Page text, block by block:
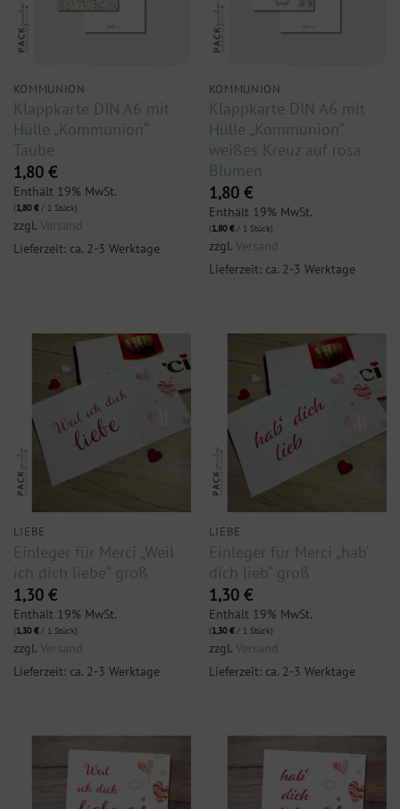
KOMMUNION
Klappkarte DIN A6 mit
Hülle „Kommunion“
Taube
1,80 €
Enthält 19% MwSt.
(1,80€/ 1 Stück)
zzgl. Versand
Lieferzeit: ca. 2-3 Werktage
KOMMUNION
Klappkarte DIN A6 mit
Hülle „Kommunion“
weißes Kreuz auf rosa
Blumen
1,80 €
Enthält 19% MwSt.
(1,80€/ 1 Stück)
zzgl. Versand
Lieferzeit: ca. 2-3 Werktage
LIEBE
Einleger für Merci „Weil
ich dich liebe“ groß
1,30 €
Enthält 19% MwSt.
(1,30€/ 1 Stück)
zzgl. Versand
Lieferzeit: ca. 2-3 Werktage
LIEBE
Einleger für Merci „hab‘
dich lieb“ groß
1,30 €
Enthält 19% MwSt.
(1,30€/ 1 Stück)
zzgl. Versand
Lieferzeit: ca. 2-3 Werktage